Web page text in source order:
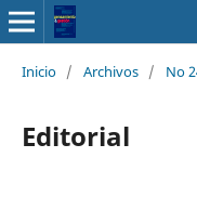
Inicio / Archivos / No
Editorial